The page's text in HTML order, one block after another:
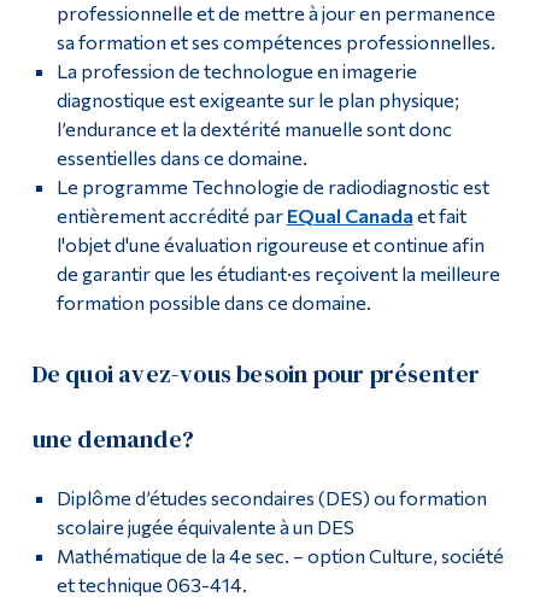
professionnelle et de mettre à jour en permanence
sa formation et ses compétences professionnelles.
La profession de technologue en imagerie
diagnostique est exigeante sur le plan physique;
l’endurance et la dextérité manuelle sont donc
essentielles dans ce domaine.
Le programme Technologie de radiodiagnostic est
entièrement accrédité par EQual Canada et fait
l'objet d'une évaluation rigoureuse et continue afin
de garantir que les étudiant·es reçoivent la meilleure
formation possible dans ce domaine.
De quoi avez-vous besoin pour présenter
une demande?
Diplôme d’études secondaires (DES) ou formation
scolaire jugée équivalente à un DES
Mathématique de la 4e sec. – option Culture, société
et technique 063-414.